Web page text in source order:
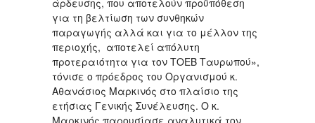
άρδευσης, που αποτελούν προϋπόθεση
για τη βελτίωση των συνθηκών
παραγωγής αλλά και για το μέλλον της
περιοχής, αποτελεί απόλυτη
προτεραιότητα για τον ΤΟΕΒ Ταυρωπού»,
τόνισε ο πρόεδρος του Οργανισμού κ.
Αθανάσιος Μαρκινός στο πλαίσιο της
ετήσιας Γενικής Συνέλευσης. Ο κ.